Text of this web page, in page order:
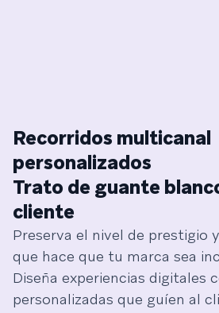
Recorridos multicanal
personalizados
Trato de guante
cliente
Preserva el nivel de prestigio
que hace que tu marca sea
Diseña experiencias digitales
personalizadas que guíen al